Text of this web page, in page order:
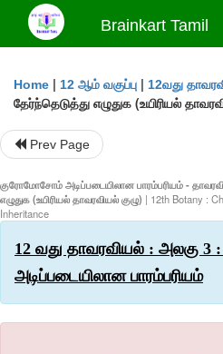
Brainkart Tamil
Home | 12 ஆம் வகுப்பு | 12வது
தேர்ந்தெடுத்து எழுதுக (உயிரியல்
Prev Page
குரோமோசோம் அடிப்படையிலான பாரம்பரியம் -
எழுதுக (உயிரியல் தாவரவியல் குழு) | 12th Botany :
Inheritance
12 வது தாவரவியல் : அலகு
அடிப்படையிலான பாரம்பரியம்